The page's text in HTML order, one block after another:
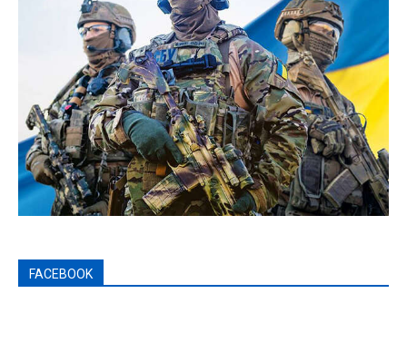
FACEBOOK